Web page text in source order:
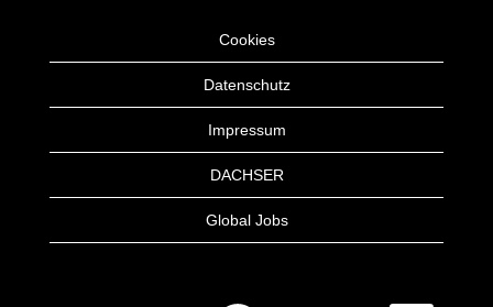
Cookies
Datenschutz
Impressum
DACHSER
Global Jobs